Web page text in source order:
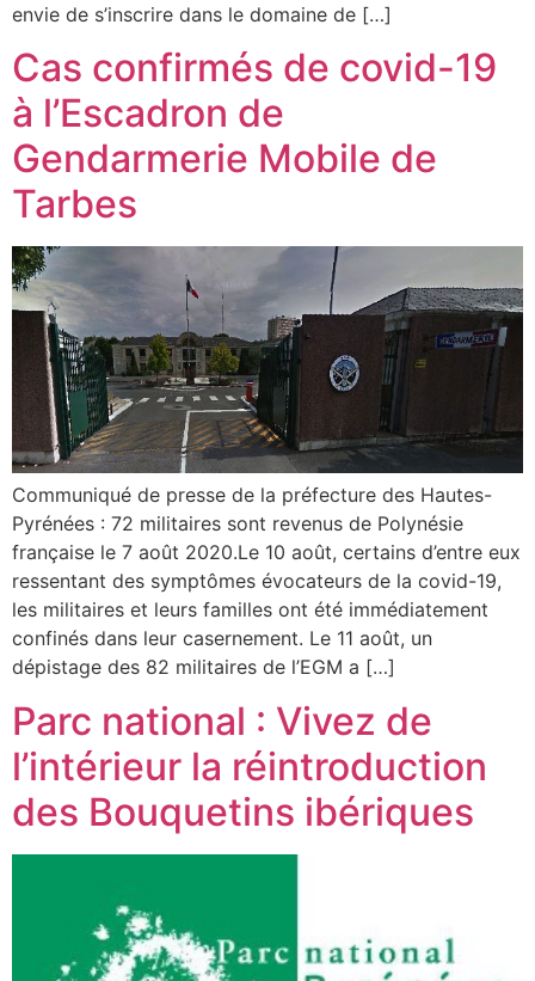
envie de s’inscrire dans le domaine de […]
Cas confirmés de covid-19
à l’Escadron de
Gendarmerie Mobile de
Tarbes
Communiqué de presse de la préfecture des Hautes-
Pyrénées : 72 militaires sont revenus de Polynésie
française le 7 août 2020.Le 10 août, certains d’entre eux
ressentant des symptômes évocateurs de la covid-19,
les militaires et leurs familles ont été immédiatement
confinés dans leur casernement. Le 11 août, un
dépistage des 82 militaires de l’EGM a […]
Parc national : Vivez de
l’intérieur la réintroduction
des Bouquetins ibériques